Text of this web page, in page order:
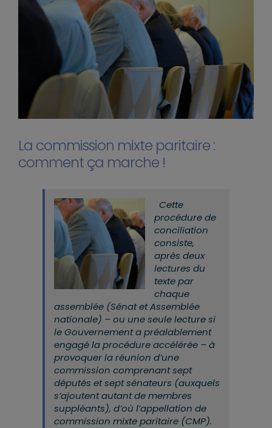
La commission mixte paritaire :
comment ça marche !
Cette
procédure de
conciliation
consiste,
après deux
lectures du
texte par
chaque
assemblée (Sénat et Assemblée
nationale) – ou une seule lecture si
le Gouvernement a préalablement
engagé la procédure accélérée – à
provoquer la réunion d’une
commission comprenant sept
députés et sept sénateurs (auxquels
s’ajoutent autant de membres
suppléants), d’où l’appellation de
commission mixte paritaire (CMP).